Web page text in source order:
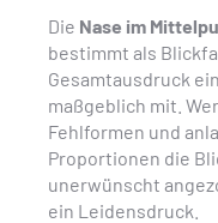
Die Nase im
bestimmt als
Gesamtausdruck
maßgeblich mit.
Fehlformen und
Proportionen die
unerwünscht
ein Leidensdruck.